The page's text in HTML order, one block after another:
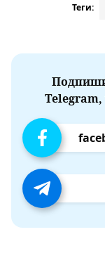
Теги:
Telegram,